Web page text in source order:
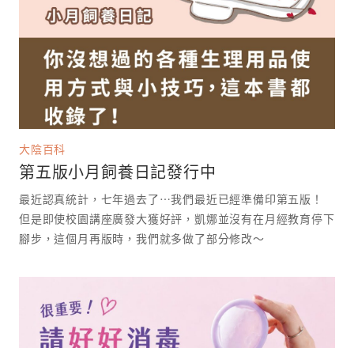
大陰百科
第五版小月飼養日記發行中
最近認真統計，七年過去了⋯我們最近已經準備印第五版！
但是即使校園講座廣發大獲好評，凱娜並沒有在月經教育停下
腳步，這個月再版時，我們就多做了部分修改～